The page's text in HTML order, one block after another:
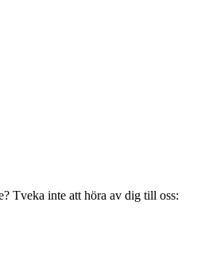
Tveka inte att höra av dig till oss: